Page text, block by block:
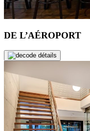
DE L’AÉROPORT
de détails